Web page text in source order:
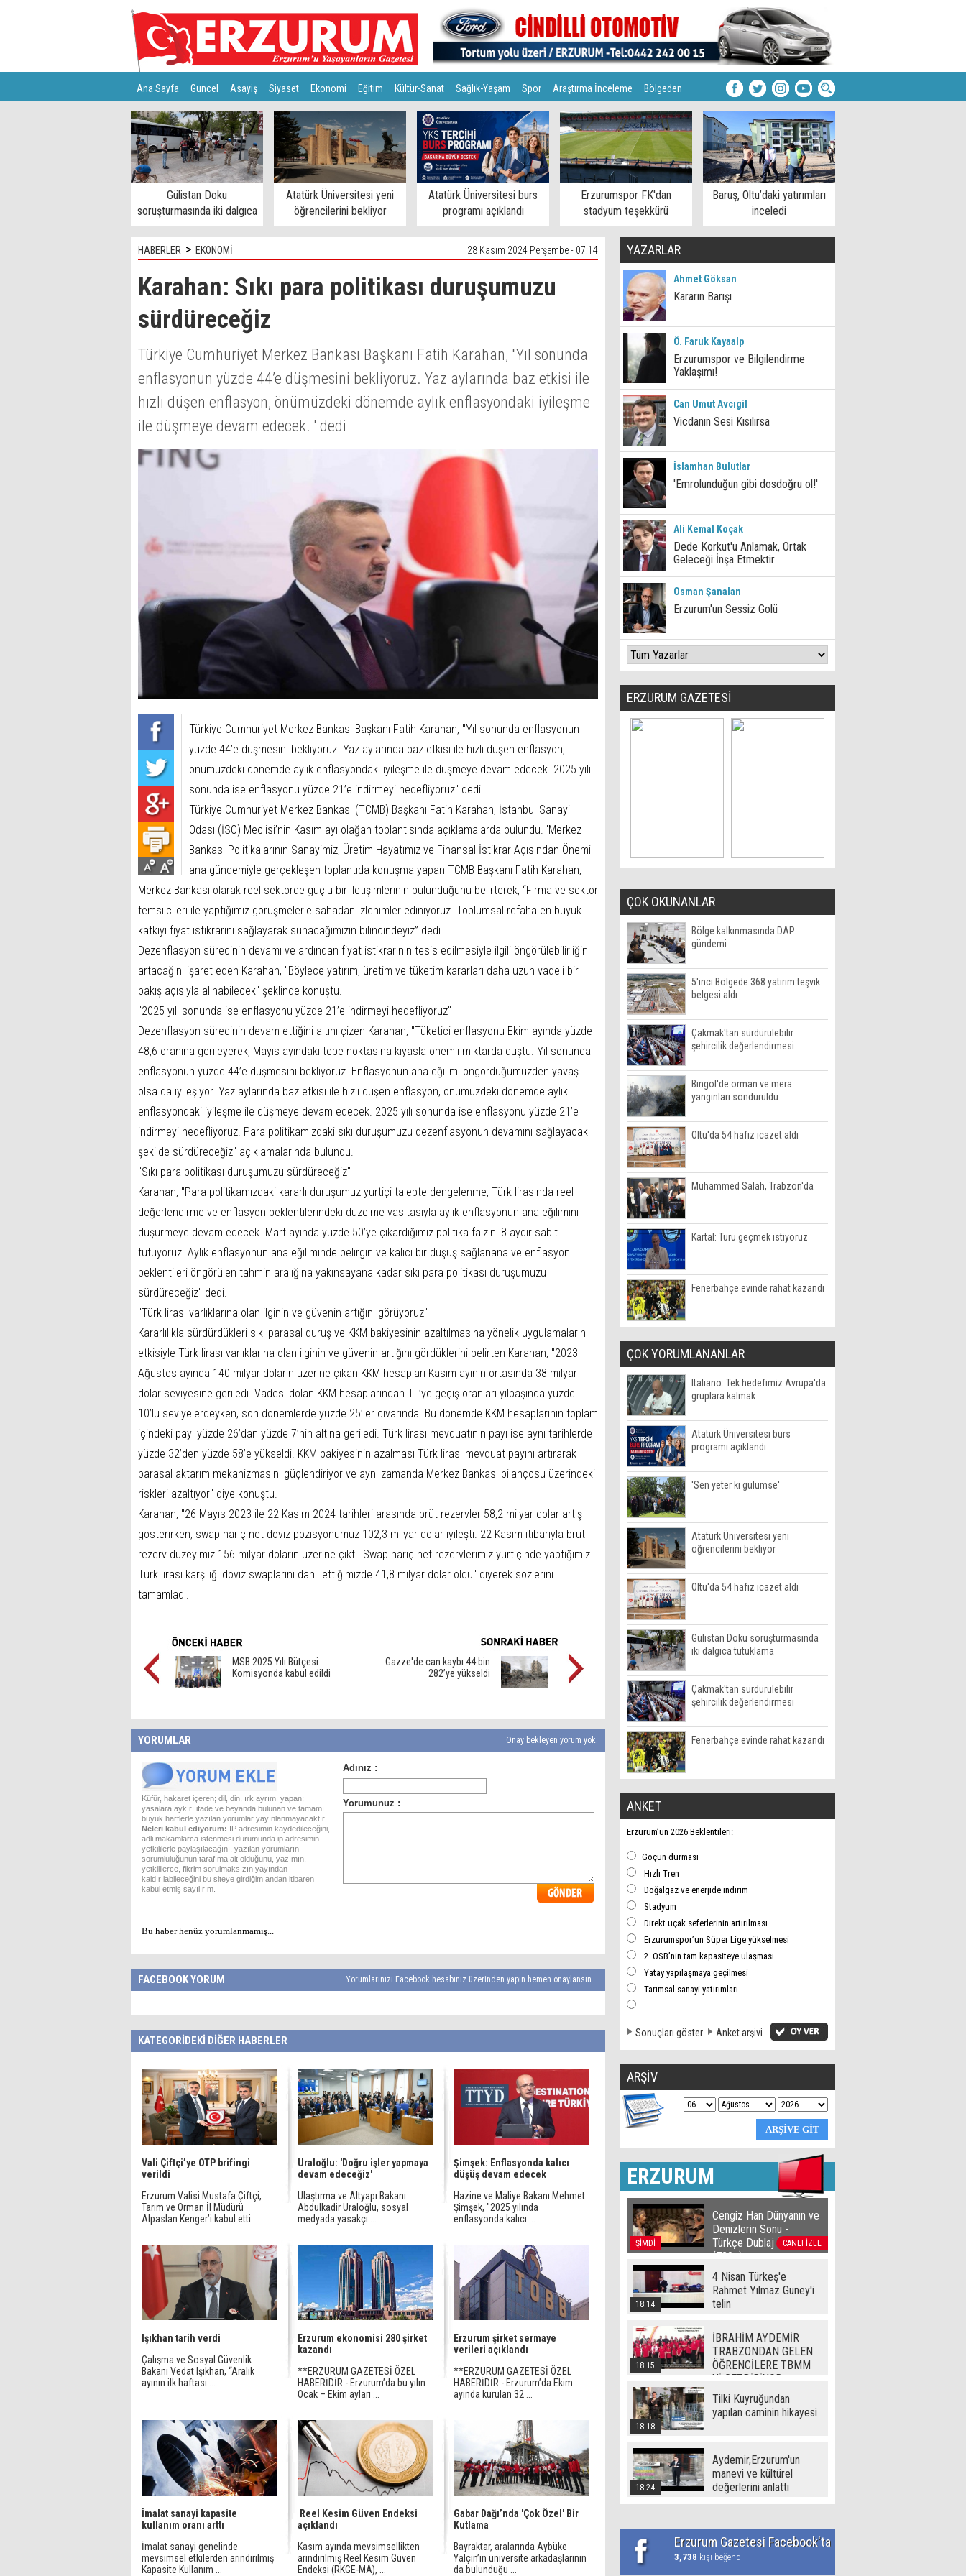
Ana Sayfa Guncel Asayiş Siyaset Ekonomi Eğitim Kültür-Sanat Sağlık-Yaşam Spor Araştırma İnceleme Bölgeden
Türkiye Teknoloji
Gülistan Doku
soruşturmasında iki dalgıca
tutuklama
Atatürk Üniversitesi yeni
öğrencilerini bekliyor
Atatürk Üniversitesi burs
programı açıklandı
Erzurumspor FK'dan
stadyum teşekkürü
Baruş, Oltu’daki yatırımları
inceledi
HABERLER > EKONOMİ 28 Kasım 2024 Perşembe - 07:14
Karahan: Sıkı para politikası duruşumuzu
sürdüreceğiz
Türkiye Cumhuriyet Merkez Bankası Başkanı Fatih Karahan, "Yıl sonunda
enflasyonun yüzde 44’e düşmesini bekliyoruz. Yaz aylarında baz etkisi ile
hızlı düşen enflasyon, önümüzdeki dönemde aylık enflasyondaki iyileşme
ile düşmeye devam edecek. ' dedi
Türkiye Cumhuriyet Merkez Bankası Başkanı Fatih Karahan, "Yıl sonunda enflasyonun
yüzde 44’e düşmesini bekliyoruz. Yaz aylarında baz etkisi ile hızlı düşen enflasyon,
önümüzdeki dönemde aylık enflasyondaki iyileşme ile düşmeye devam edecek. 2025 yılı
sonunda ise enflasyonu yüzde 21’e indirmeyi hedefliyoruz" dedi.
Türkiye Cumhuriyet Merkez Bankası (TCMB) Başkanı Fatih Karahan, İstanbul Sanayi
Odası (İSO) Meclisi’nin Kasım ayı olağan toplantısında açıklamalarda bulundu. 'Merkez
Bankası Politikalarının Sanayimiz, Üretim Hayatımız ve Finansal İstikrar Açısından Önemi'
ana gündemiyle gerçekleşen toplantıda konuşma yapan TCMB Başkanı Fatih Karahan,
Merkez Bankası olarak reel sektörde güçlü bir iletişimlerinin bulunduğunu belirterek, “Firma ve sektör
temsilcileri ile yaptığımız görüşmelerle sahadan izlenimler ediniyoruz. Toplumsal refaha en büyük
katkıyı fiyat istikrarını sağlayarak sunacağımızın bilincindeyiz” dedi.
Dezenflasyon sürecinin devamı ve ardından fiyat istikrarının tesis edilmesiyle ilgili öngörülebilirliğin
artacağını işaret eden Karahan, "Böylece yatırım, üretim ve tüketim kararları daha uzun vadeli bir
bakış açısıyla alınabilecek" şeklinde konuştu.
"2025 yılı sonunda ise enflasyonu yüzde 21’e indirmeyi hedefliyoruz"
Dezenflasyon sürecinin devam ettiğini altını çizen Karahan, "Tüketici enflasyonu Ekim ayında yüzde
48,6 oranına gerileyerek, Mayıs ayındaki tepe noktasına kıyasla önemli miktarda düştü. Yıl sonunda
enflasyonun yüzde 44’e düşmesini bekliyoruz. Enflasyonun ana eğilimi öngördüğümüzden yavaş
olsa da iyileşiyor. Yaz aylarında baz etkisi ile hızlı düşen enflasyon, önümüzdeki dönemde aylık
enflasyondaki iyileşme ile düşmeye devam edecek. 2025 yılı sonunda ise enflasyonu yüzde 21’e
indirmeyi hedefliyoruz. Para politikamızdaki sıkı duruşumuzu dezenflasyonun devamını sağlayacak
şekilde sürdüreceğiz" açıklamalarında bulundu.
"Sıkı para politikası duruşumuzu sürdüreceğiz"
Karahan, "Para politikamızdaki kararlı duruşumuz yurtiçi talepte dengelenme, Türk lirasında reel
değerlendirme ve enflasyon beklentilerindeki düzelme vasıtasıyla aylık enflasyonun ana eğilimini
düşürmeye devam edecek. Mart ayında yüzde 50’ye çıkardığımız politika faizini 8 aydır sabit
tutuyoruz. Aylık enflasyonun ana eğiliminde belirgin ve kalıcı bir düşüş sağlanana ve enflasyon
beklentileri öngörülen tahmin aralığına yakınsayana kadar sıkı para politikası duruşumuzu
sürdüreceğiz" dedi.
"Türk lirası varlıklarına olan ilginin ve güvenin artığını görüyoruz"
Kararlılıkla sürdürdükleri sıkı parasal duruş ve KKM bakiyesinin azaltılmasına yönelik uygulamaların
etkisiyle Türk lirası varlıklarına olan ilginin ve güvenin artığını gördüklerini belirten Karahan, "2023
Ağustos ayında 140 milyar doların üzerine çıkan KKM hesapları Kasım ayının ortasında 38 milyar
dolar seviyesine geriledi. Vadesi dolan KKM hesaplarından TL’ye geçiş oranları yılbaşında yüzde
10’lu seviyelerdeyken, son dönemlerde yüzde 25’ler civarında. Bu dönemde KKM hesaplarının toplam
içindeki payı yüzde 26’dan yüzde 7’nin altına geriledi. Türk lirası mevduatının payı ise aynı tarihlerde
yüzde 32’den yüzde 58’e yükseldi. KKM bakiyesinin azalması Türk lirası mevduat payını artırarak
parasal aktarım mekanizmasını güçlendiriyor ve aynı zamanda Merkez Bankası bilançosu üzerindeki
riskleri azaltıyor" diye konuştu.
Karahan, "26 Mayıs 2023 ile 22 Kasım 2024 tarihleri arasında brüt rezervler 58,2 milyar dolar artış
gösterirken, swap hariç net döviz pozisyonumuz 102,3 milyar dolar iyileşti. 22 Kasım itibarıyla brüt
rezerv düzeyimiz 156 milyar doların üzerine çıktı. Swap hariç net rezervlerimiz yurtiçinde yaptığımız
Türk lirası karşılığı döviz swaplarını dahil ettiğimizde 41,8 milyar dolar oldu" diyerek sözlerini
tamamladı.
MSB 2025 Yılı Bütçesi
Komisyonda kabul edildi
Gazze'de can kaybı 44 bin
282’ye yükseldi
YORUMLAR Onay bekleyen yorum yok.
Küfür, hakaret içeren; dil, din, ırk ayrımı yapan;
yasalara aykırı ifade ve beyanda bulunan ve tamamı
büyük harflerle yazılan yorumlar yayınlanmayacaktır.
Neleri kabul ediyorum: IP adresimin kaydedileceğini,
adli makamlarca istenmesi durumunda ip adresimin
yetkililerle paylaşılacağını, yazılan yorumların
sorumluluğunun tarafıma ait olduğunu, yazımın,
yetkililerce, fikrim sorulmaksızın yayından
kaldırılabileceğini bu siteye girdiğim andan itibaren
kabul etmiş sayılırım.
Bu haber henüz yorumlanmamış...
FACEBOOK YORUM Yorumlarınızı Facebook hesabınız üzerinden yapın hemen onaylansın...
KATEGORİDEKİ DİĞER HABERLER
Vali Çiftçi’ye OTP brifingi
verildi
Erzurum Valisi Mustafa Çiftçi,
Tarım ve Orman İl Müdürü
Alpaslan Kenger’i kabul etti.
Uraloğlu: 'Doğru işler yapmaya
devam edeceğiz'
Ulaştırma ve Altyapı Bakanı
Abdulkadir Uraloğlu, sosyal
medyada yasakçı ...
Şimşek: Enflasyonda kalıcı
düşüş devam edecek
Hazine ve Maliye Bakanı Mehmet
Şimşek, "2025 yılında
enflasyonda kalıcı ...
Işıkhan tarih verdi
Çalışma ve Sosyal Güvenlik
Bakanı Vedat Işıkhan, “Aralık
ayının ilk haftası ...
Erzurum ekonomisi 280 şirket
kazandı
**ERZURUM GAZETESİ ÖZEL
HABERİDİR - Erzurum’da bu yılın
Ocak – Ekim ayları ...
Erzurum şirket sermaye
verileri açıklandı
**ERZURUM GAZETESİ ÖZEL
HABERİDİR - Erzurum’da Ekim
ayında kurulan 32 ...
İmalat sanayi kapasite
kullanım oranı arttı
İmalat sanayi genelinde
mevsimsel etkilerden arındırılmış
Kapasite Kullanım ...
Reel Kesim Güven Endeksi
açıklandı
Kasım ayında mevsimsellikten
arındırılmış Reel Kesim Güven
Endeksi (RKGE-MA), ...
Gabar Dağı’nda 'Çok Özel' Bir
Kutlama
Bayraktar, aralarında Aybüke
Yalçın’ın üniversite arkadaşlarının
da bulunduğu ...
YAZARLAR
Ahmet Göksan
Kararın Barışı
Ö. Faruk Kayaalp
Erzurumspor ve Bilgilendirme
Yaklaşımı!
Can Umut Avcıgil
Vicdanın Sesi Kısılırsa
İslamhan Bulutlar
'Emrolunduğun gibi dosdoğru ol!'
Ali Kemal Koçak
Dede Korkut'u Anlamak, Ortak
Geleceği İnşa Etmektir
Osman Şanalan
Erzurum'un Sessiz Golü
ERZURUM GAZETESİ
ÇOK OKUNANLAR
Bölge kalkınmasında DAP
gündemi
5'inci Bölgede 368 yatırım teşvik
belgesi aldı
Çakmak'tan sürdürülebilir
şehircilik değerlendirmesi
Bingöl'de orman ve mera
yangınları söndürüldü
Oltu'da 54 hafız icazet aldı
Muhammed Salah, Trabzon'da
Kartal: Turu geçmek istiyoruz
Fenerbahçe evinde rahat kazandı
ÇOK YORUMLANANLAR
Italiano: Tek hedefimiz Avrupa'da
gruplara kalmak
Atatürk Üniversitesi burs
programı açıklandı
'Sen yeter ki gülümse'
Atatürk Üniversitesi yeni
öğrencilerini bekliyor
Oltu'da 54 hafız icazet aldı
Gülistan Doku soruşturmasında
iki dalgıca tutuklama
Çakmak'tan sürdürülebilir
şehircilik değerlendirmesi
Fenerbahçe evinde rahat kazandı
ANKET
Erzurum’un 2026 Beklentileri:
Göçün durması
Hızlı Tren
Doğalgaz ve enerjide indirim
Stadyum
Direkt uçak seferlerinin artırılması
Erzurumspor’un Süper Lige yükselmesi
2. OSB’nin tam kapasiteye ulaşması
Yatay yapılaşmaya geçilmesi
Tarımsal sanayi yatırımları
Sonuçları göster Anket arşivi
ARŞİV
ERZURUM
ŞİMDİ CANLI İZLE
Cengiz Han Dünyanın ve
Denizlerin Sonu -
Türkçe Dublaj film izle
(720p)
18:14
4 Nisan Türkeş'e
Rahmet Yılmaz Güney'i
telin
18:15
İBRAHİM AYDEMİR
TRABZONDAN GELEN
ÖĞRENCİLERE TBMM
Yİ GEZDİRİYOR
18:18
Tilki Kuyruğundan
yapılan caminin hikayesi
18:24
Aydemir,Erzurum'un
manevi ve kültürel
değerlerini anlattı
Erzurum Gazetesi Facebook'ta
3,738 kişi beğendi